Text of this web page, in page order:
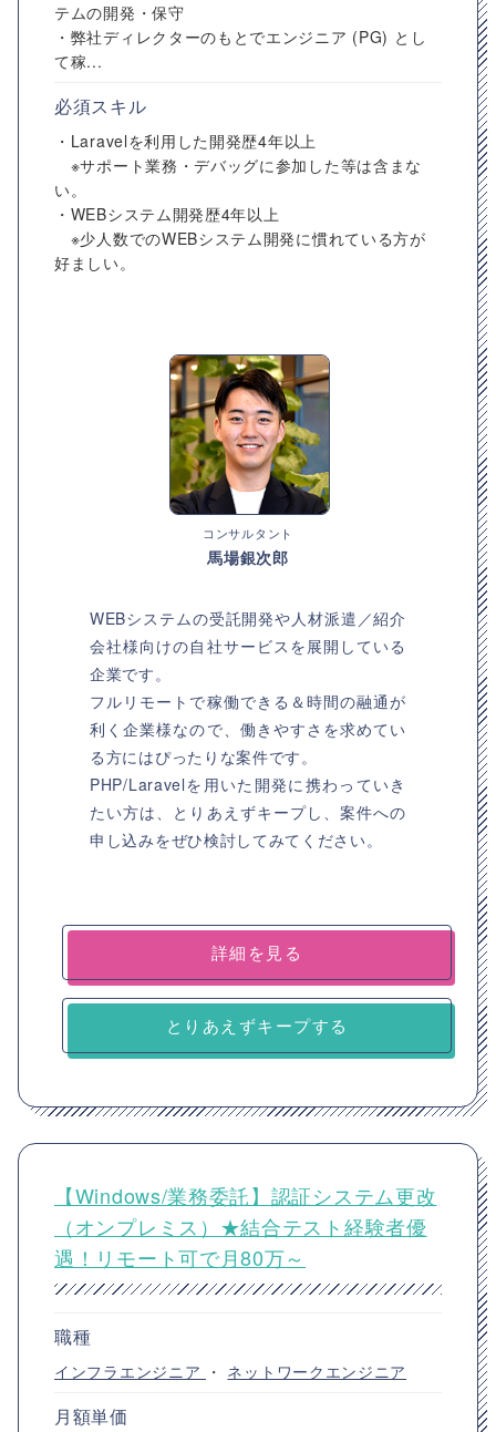
テムの開発・保守
・弊社ディレクターのもとでエンジニア (PG) とし
て稼...
必須スキル
・Laravelを利用した開発歴4年以上
※サポート業務・デバッグに参加した等は含まな
い。
・WEBシステム開発歴4年以上
※少人数でのWEBシステム開発に慣れている方が
好ましい。
コンサルタント
馬場銀次郎
WEBシステムの受託開発や人材派遣／紹介
会社様向けの自社サービスを展開している
企業です。
フルリモートで稼働できる＆時間の融通が
利く企業様なので、働きやすさを求めてい
る方にはぴったりな案件です。
PHP/Laravelを用いた開発に携わっていき
たい方は、とりあえずキープし、案件への
申し込みをぜひ検討してみてください。
詳細を見る
とりあえずキープする
【Windows/業務委託】認証システム更改
（オンプレミス）★結合テスト経験者優
遇！リモート可で月80万～
職種
インフラエンジニア ・ ネットワークエンジニア
月額単価